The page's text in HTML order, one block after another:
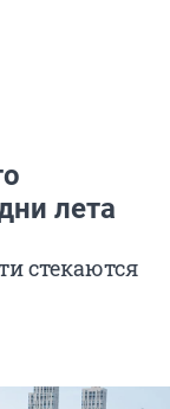
лета
стекаются